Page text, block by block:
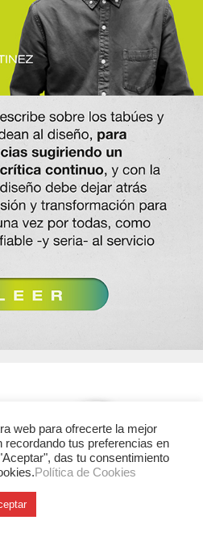
web para ofrecerte la mejor
recordando tus preferencias en
das tu consentimiento
Política de Cookies